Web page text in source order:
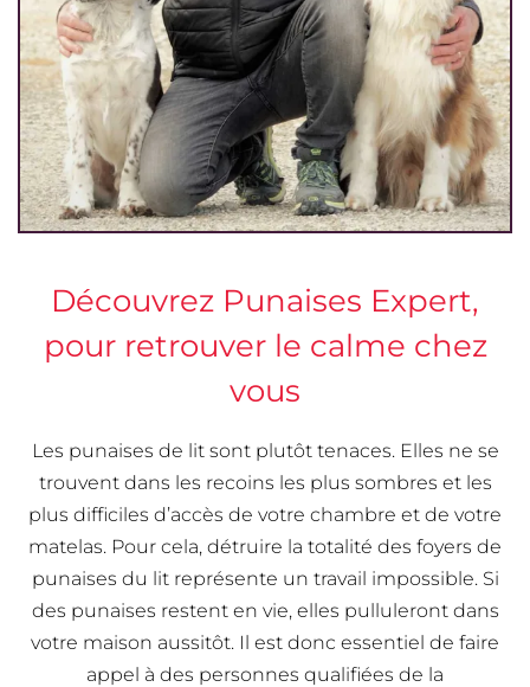
Découvrez Punaises Expert,
pour retrouver le calme chez
vous
Les punaises de lit sont plutôt tenaces. Elles ne se
trouvent dans les recoins les plus sombres et les
plus difficiles d’accès de votre chambre et de votre
matelas. Pour cela, détruire la totalité des foyers de
punaises du lit représente un travail impossible. Si
des punaises restent en vie, elles pulluleront dans
votre maison aussitôt. Il est donc essentiel de faire
appel à des personnes qualifiées de la